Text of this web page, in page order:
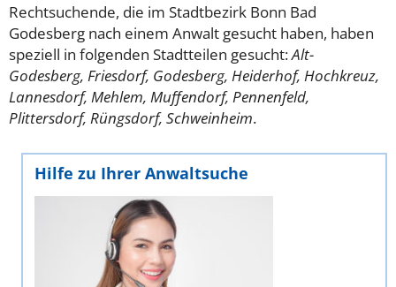
Rechtsuchende, die im Stadtbezirk Bonn Bad
Godesberg nach einem Anwalt gesucht haben, haben
speziell in folgenden Stadtteilen gesucht:Alt-
Godesberg, Friesdorf, Godesberg, Heiderhof, Hochkreuz,
Lannesdorf, Mehlem, Muffendorf, Pennenfeld,
Plittersdorf, Rüngsdorf, Schweinheim.
Hilfe zu Ihrer Anwaltsuche